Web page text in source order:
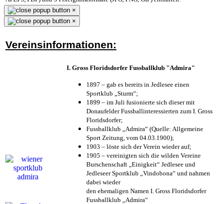
×
×
Vereinsinformationen:
I. Gross Floridsdorfer Fussballklub "Admira"
1897 – gab es bereits in Jedlesee einen
Sportklub „Sturm“;
1899 – im Juli fusionierte sich dieser mit
Donaufelder Fussballinteressierten zum I. Gross
Floridsdorfer;
Fussballklub „Admira“ (Quelle: Allgemeine
Sport Zeitung, vom 04.03.1900);
1903 – löste sich der Verein wieder auf;
1905 – vereinigten sich die wilden Vereine
Burschenschaft „Einigkeit“ Jedlesee und
Jedleseer Sportklub „Vindobona“ und nahmen
dabei wieder
den ehemaligen Namen I. Gross Floridsdorfer
Fussballklub „Admira“